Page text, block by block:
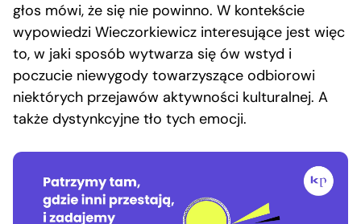
głos mówi, że się nie powinno. W kontekście
wypowiedzi Wieczorkiewicz interesujące jest więc
to, w jaki sposób wytwarza się ów wstyd i
poczucie niewygody towarzyszące odbiorowi
niektórych przejawów aktywności kulturalnej. A
także dystynkcyjne tło tych emocji.